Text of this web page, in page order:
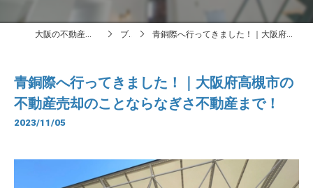
大阪の不動産はなぎさ不動産株式会社 ブログ 青銅際へ行ってきました！｜大阪府高槻市の不動産売却のことならなぎさ不動産まで！
青銅際へ行ってきました！｜大阪府高槻市の
不動産売却のことならなぎさ不動産まで！
2023/11/05